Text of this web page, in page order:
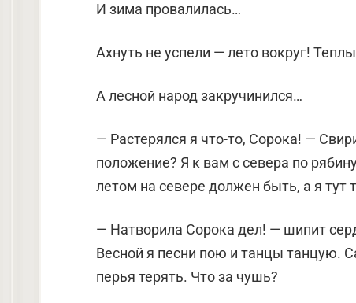
И зима провалилась…
Ахнуть не успели — лето вокруг!
А лесной народ закручинился…
— Растерялся я что-то, Сорока! —
положение? Я к вам с севера по
летом на севере должен быть, а я тут
— Натворила Сорока дел! — шипит
Весной я песни пою и танцы танцую.
перья терять. Что за чушь?